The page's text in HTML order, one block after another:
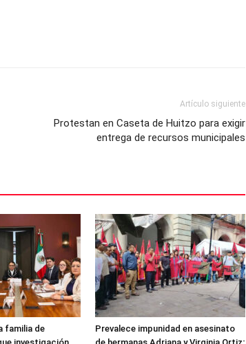
Artículo siguiente
Protestan en Caseta de Huitzo para exigir
entrega de recursos municipales
familia de
Prevalece impunidad en asesinato